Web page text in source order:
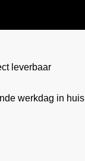
leverbaar
werkdag in huis